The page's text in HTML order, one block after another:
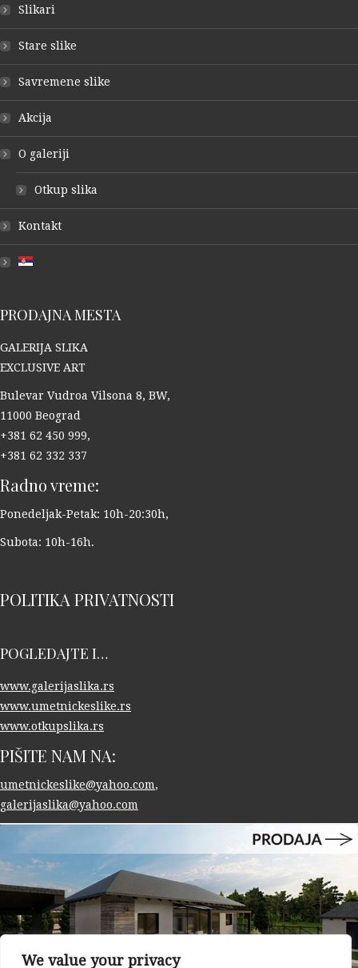
We value your privacy
Slikari
Stare slike
Savremene slike
Akcija
O galeriji
Otkup slika
Kontakt
PRODAJNA MESTA
GALERIJA SLIKA
EXCLUSIVE ART
Bulevar Vudroa Vilsona 8, BW,
11000 Beograd
+381 62 450 999,
+381 62 332 337
Radno vreme:
Ponedeljak-Petak: 10h-20:30h,
Subota: 10h-16h.
POLITIKA PRIVATNOSTI
POGLEDAJTE I…
www.galerijaslika.rs
www.umetnickeslike.rs
www.otkupslika.rs
PIŠITE NAM NA:
umetnickeslike@yahoo.com,
galerijaslika@yahoo.com